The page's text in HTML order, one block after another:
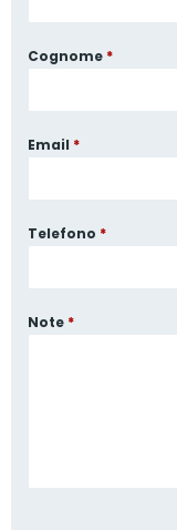
Cognome *
Email *
Telefono *
Note *